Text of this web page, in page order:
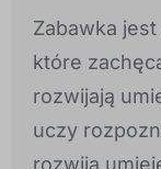
Zabawka
które
rozwijają
uczy
rozwija